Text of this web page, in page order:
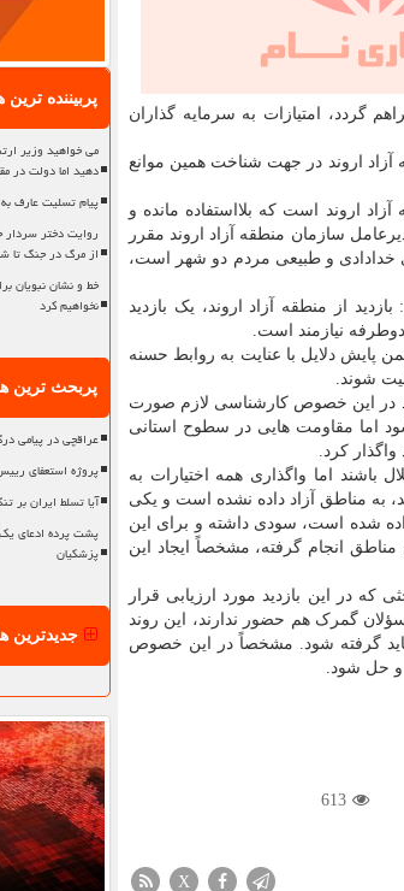
گردد، امتیازات به سرمایه گذاران
آزاد اروند در جهت شناخت همین موانع
اروند است که بلااستفاده مانده و
سازمان منطقه آزاد اروند مقرر
خدادادی و طبیعی مردم دو شهر است،
از منطقه آزاد اروند، یک بازدید
نیازمند است.
پایش دلایل با عنایت به روابط حسنه
شوند.
باید در این خصوص کارشناسی لازم صورت
اما مقاومت هایی در سطوح استانی
کرد.
باشند اما واگذاری همه اختیارات به
به مناطق آزاد داده نشده است و یکی
داده شده است، سودی داشته و برای این
انجام گرفته، مشخصاً ایجاد این
در این بازدید مورد ارزیابی قرار
گمرک هم حضور ندارند، این روند
باید گرفته شود. مشخصاً در این خصوص
و حل شود.
613
X
پربیننده ترین
می خواهید وزیر
دهید اما دولت در
پیام تسلیت عارف
روایت دختر
از مرگ در جنگ تا
خط و نشان نبویان
نخواهیم کرد
پربحث ترین
عراقچی در پیامی
پروژه استعفای
آیا تسلط ایران بر
پزشکیان
جدیدترین